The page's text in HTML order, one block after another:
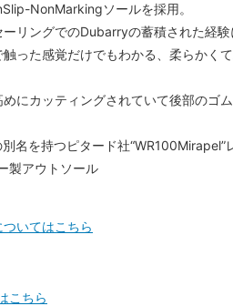
NonMarkingソールを採用。
リングでのDubarryの蓄積された経
った感覚だけでもわかる、柔らかく
にカッティングされていて後部のゴ
名を持つピタード社“WR100Mirapel”
製アウトソール
いてはこちら
こちら